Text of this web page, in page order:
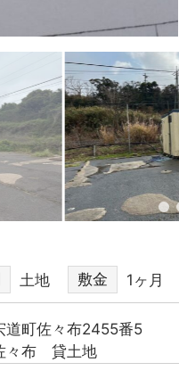
土地 敷金 1ヶ月
道町佐々布2455番5
々布 貸土地